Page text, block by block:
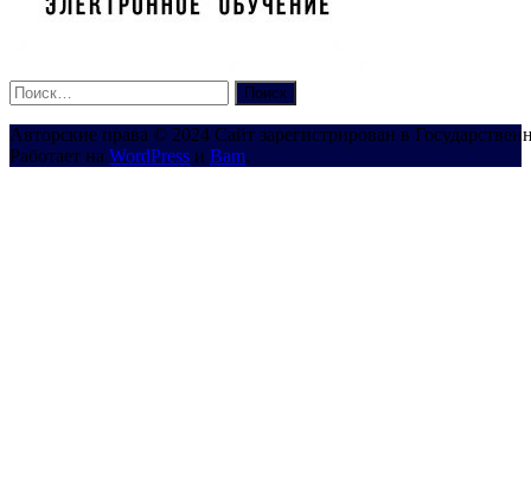
Найти:
Авторские права © 2024 Сайт зарегистрирован в
Работает на WordPress и Bam.